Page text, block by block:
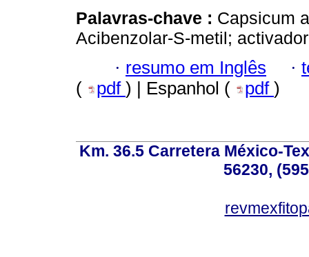
Palavras-chave : Capsicum
Acibenzolar-S-metil;
· resumo em Inglês ·
(
pdf ) | Espanhol ( pdf )
Km. 36.5 Carretera México-
56230,